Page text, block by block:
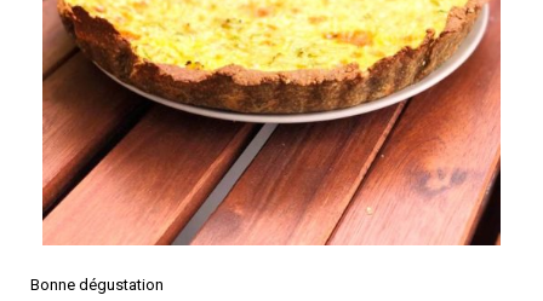
Bonne dégustation